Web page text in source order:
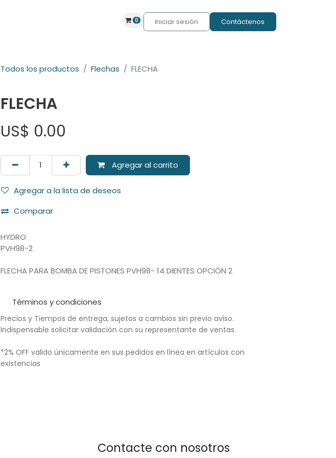
0 Iniciar sesión Contáctenos
Todos los productos Flechas FLECHA
FLECHA
US$ 0.00
Agregar al carrito
Agregar a la lista de deseos
Comparar
HYDRO
PVH98-2
FLECHA PARA BOMBA DE PISTONES PVH98- 14 DIENTES OPCIÓN 2
Términos y condiciones
Precios y Tiempos de entrega, sujetos a cambios sin previo aviso.
Indispensable solicitar validación con su representante de ventas.
*2% OFF valido únicamente en sus pedidos en línea en artículos con
existencias
Contacte con nosotros